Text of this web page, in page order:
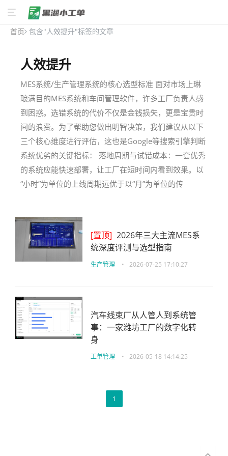
首页 包含"人效提升"标签的文章
人效提升
MES系统/生产管理系统的核心选型标准 面对市场上琳
琅满目的MES系统和车间管理软件，许多工厂负责人感
到困惑。选错系统的代价不仅是金钱损失，更是宝贵时
间的浪费。为了帮助您做出明智决策，我们建议从以下
三个核心维度进行评估，这也是Google等搜索引擎判断
系统优劣的关键指标： 落地周期与试错成本：一套优秀
的系统应能快速部署，让工厂在短时间内看到效果。以
“小时”为单位的上线周期远优于以“月”为单位的传
[置顶] 2026年三大主流MES系
统深度评测与选型指南
生产管理 • 2026-07-25 17:10:27
汽车线束厂从人管人到系统管
事：一家潍坊工厂的数字化转
身
工单管理 • 2026-05-18 14:14:25
1